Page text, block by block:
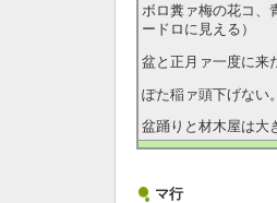
ボロ糞ァ梅の花コ
ードロに見える）
盆と正月ァ一度に
ぽた稲ァ頭下げない
盆踊りと材木屋は大
マ行